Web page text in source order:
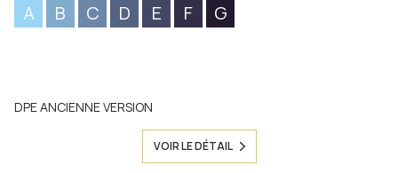
A B C D E F G
DPE ANCIENNE VERSION
VOIR LE DÉTAIL